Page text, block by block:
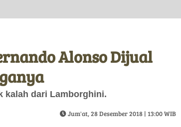
Alonso Dijual
kalah dari Lamborghini.
Jum'at, 28 Desember 2018 | 13:00 WIB